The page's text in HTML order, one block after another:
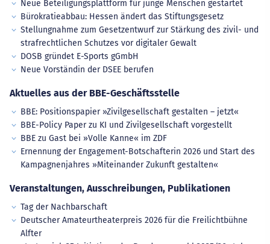
Neue Beteiligungsplattform für junge Menschen gestartet
Bürokratieabbau: Hessen ändert das Stiftungsgesetz
Stellungnahme zum Gesetzentwurf zur Stärkung des zivil- und
strafrechtlichen Schutzes vor digitaler Gewalt
DOSB gründet E-Sports gGmbH
Neue Vorständin der DSEE berufen
Aktuelles aus der BBE-Geschäftsstelle
BBE: Positionspapier »Zivilgesellschaft gestalten – jetzt«
BBE-Policy Paper zu KI und Zivilgesellschaft vorgestellt
BBE zu Gast bei »Volle Kanne« im ZDF
Ernennung der Engagement-Botschafterin 2026 und Start des
Kampagnenjahres »Miteinander Zukunft gestalten«
Veranstaltungen, Ausschreibungen, Publikationen
Tag der Nachbarschaft
Deutscher Amateurtheaterpreis 2026 für die Freilichtbühne
Alfter